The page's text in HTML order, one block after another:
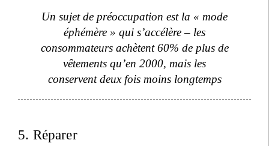
Un sujet de préoccupation est la « mode
éphémère » qui s’accélère – les
consommateurs achètent 60% de plus de
vêtements qu’en 2000, mais les
conservent deux fois moins longtemps
5. Réparer